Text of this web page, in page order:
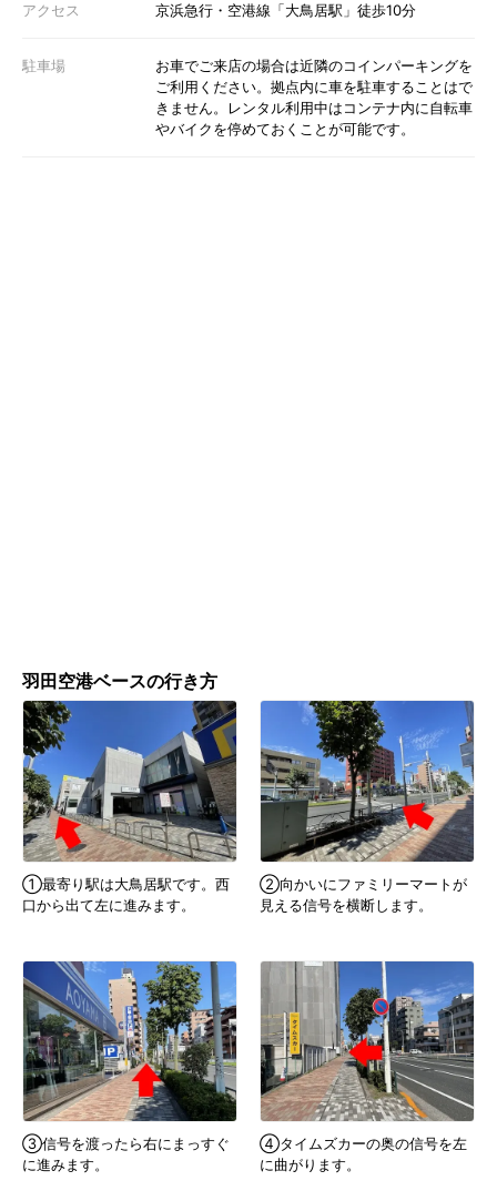
アクセス 京浜急行・空港線「大鳥居駅」徒歩10分
駐車場
お車でご来店の場合は近隣のコインパーキングを
ご利用ください。拠点内に車を駐車することはで
きません。レンタル利用中はコンテナ内に自転車
やバイクを停めておくことが可能です。
羽田空港ベースの行き方
①最寄り駅は大鳥居駅です。西
口から出て左に進みます。
②向かいにファミリーマートが
見える信号を横断します。
③信号を渡ったら右にまっすぐ
に進みます。
④タイムズカーの奥の信号を左
に曲がります。